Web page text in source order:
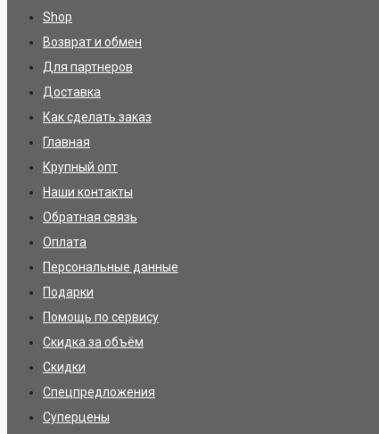
Shop
Возврат и обмен
Для партнеров
Доставка
Как сделать заказ
Главная
Крупный опт
Наши контакты
Обратная связь
Оплата
Персональные данные
Подарки
Помощь по сервису
Скидка за объём
Скидки
Спецпредложения
Суперцены